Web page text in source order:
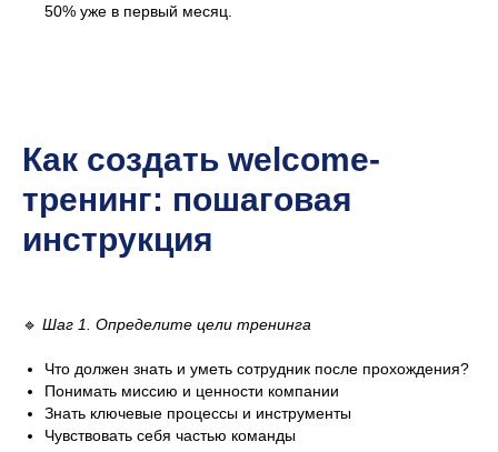
50% уже в первый месяц.
Как создать welcome-
тренинг: пошаговая
инструкция
🔹 Шаг 1. Определите цели тренинга
Что должен знать и уметь сотрудник после прохождения?
Понимать миссию и ценности компании
Знать ключевые процессы и инструменты
Чувствовать себя частью команды